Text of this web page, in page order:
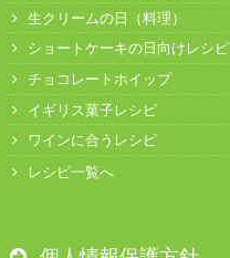
生クリームの日（料理）
ショートケーキの日向けレシピ
チョコレートホイップ
イギリス菓子レシピ
ワインに合うレシピ
レシピ一覧へ